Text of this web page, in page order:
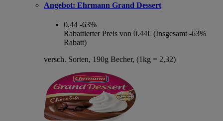
Angebot: Ehrmann Grand Dessert
0.44 -63%
Rabattierter Preis von 0.44€ (Insgesamt -63%
Rabatt)
versch. Sorten, 190g Becher, (1kg = 2,32)